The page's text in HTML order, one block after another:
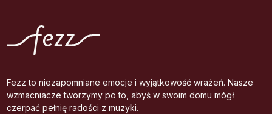
Fezz to niezapomniane emocje i wyjątkowość wrażeń. Nasze
wzmacniacze tworzymy po to, abyś w swoim domu mógł
czerpać pełnię radości z muzyki.